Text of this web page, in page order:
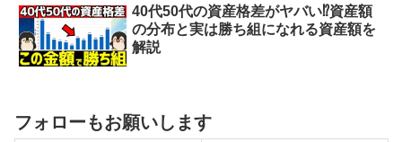
40代50代の資産格差がヤバい⁉︎資産額
の分布と実は勝ち組になれる資産額を
解説
フォローもお願いします